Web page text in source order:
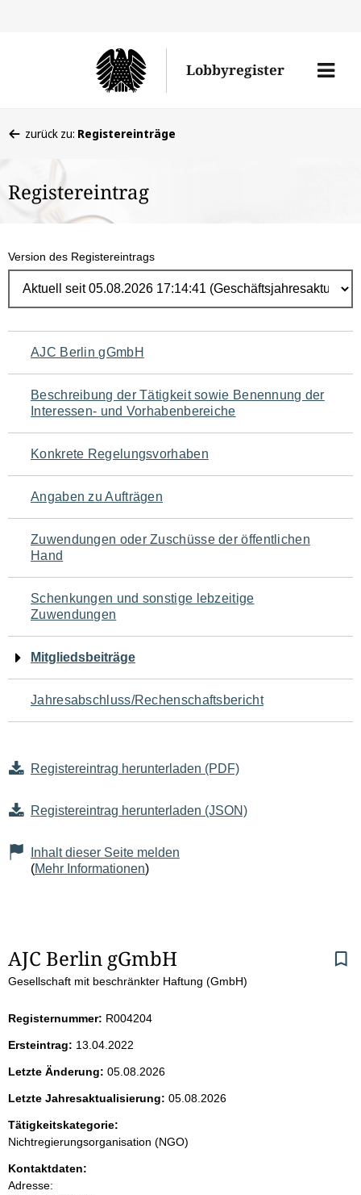
Lobbyregister
Menü
befinden
hier:
zurück zu: Registereinträge
Registereintrag
Version des Registereintrags
Navigation
für
den
Seiteninhalt
AJC Berlin gGmbH
Beschreibung der Tätigkeit sowie Benennung der
Interessen- und Vorhabenbereiche
Konkrete Regelungsvorhaben
Angaben zu Aufträgen
Zuwendungen oder Zuschüsse der öffentlichen
Hand
Schenkungen und sonstige lebzeitige
Zuwendungen
Mitgliedsbeiträge
Jahresabschluss/Rechenschaftsbericht
Registereintrag herunterladen (PDF)
Registereintrag herunterladen (JSON)
Inhalt dieser Seite melden
(Mehr Informationen)
S
e
i
t
e
n
i
AJC Berlin gGmbH
Gesellschaft mit beschränkter Haftung (GmbH)
Registernummer: R004204
Ersteintrag: 13.04.2022
Letzte Änderung: 05.08.2026
Letzte Jahresaktualisierung: 05.08.2026
Tätigkeitskategorie:
Nichtregierungsorganisation (NGO)
Kontaktdaten:
Adresse: